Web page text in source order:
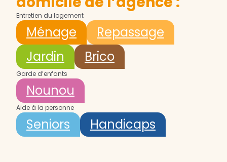
Entretien du logement
Ménage
Repassage
Jardin
Brico
Garde d’enfants
Nounou
Aide à la personne
Seniors Handicaps